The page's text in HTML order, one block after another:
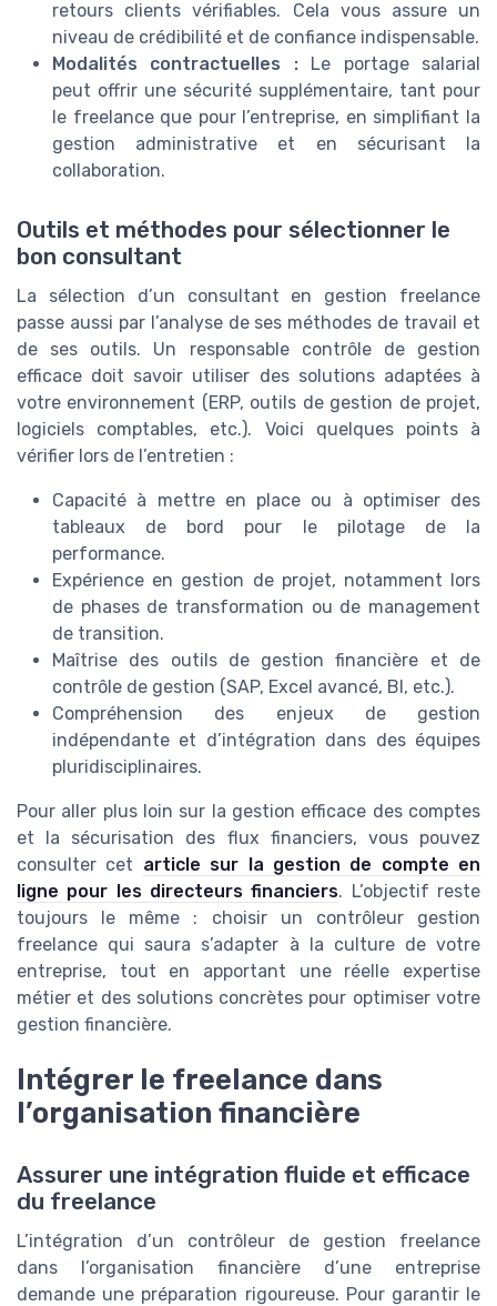
retours clients vérifiables. Cela vous assure un
niveau de crédibilité et de confiance indispensable.
Modalités contractuelles :Le portage salarial
peut offrir une sécurité supplémentaire, tant pour
le freelance que pour l’entreprise, en simplifiant la
gestion administrative et en sécurisant la
collaboration.
Outils et méthodes pour sélectionner le
bon consultant
La sélection d’un consultant en gestion freelance
passe aussi par l’analyse de ses méthodes de travail et
de ses outils. Un responsable contrôle de gestion
efficace doit savoir utiliser des solutions adaptées à
votre environnement (ERP, outils de gestion de projet,
logiciels comptables, etc.). Voici quelques points à
vérifier lors de l’entretien :
Capacité à mettre en place ou à optimiser des
tableaux de bord pour le pilotage de la
performance.
Expérience en gestion de projet, notamment lors
de phases de transformation ou de management
de transition.
Maîtrise des outils de gestion financière et de
contrôle de gestion (SAP, Excel avancé, BI, etc.).
Compréhension des enjeux de gestion
indépendante et d’intégration dans des équipes
pluridisciplinaires.
Pour aller plus loin sur la gestion efficace des comptes
et la sécurisation des flux financiers, vous pouvez
consulter cet article sur la gestion de compte en
ligne pour les directeurs financiers. L’objectif reste
toujours le même : choisir un contrôleur gestion
freelance qui saura s’adapter à la culture de votre
entreprise, tout en apportant une réelle expertise
métier et des solutions concrètes pour optimiser votre
gestion financière.
Intégrer le freelance dans
l’organisation financière
Assurer une intégration fluide et efficace
du freelance
L’intégration d’un contrôleur de gestion freelance
dans l’organisation financière d’une entreprise
demande une préparation rigoureuse. Pour garantir le